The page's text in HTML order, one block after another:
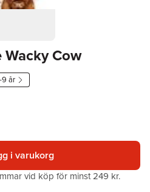
Cow
år
i varukorg
vid köp för minst 249 kr.